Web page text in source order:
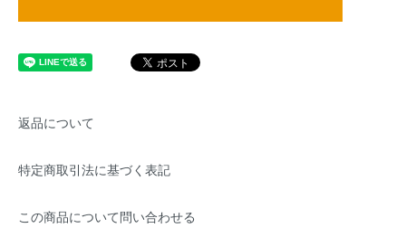
返品について
特定商取引法に基づく表記
この商品について問い合わせる